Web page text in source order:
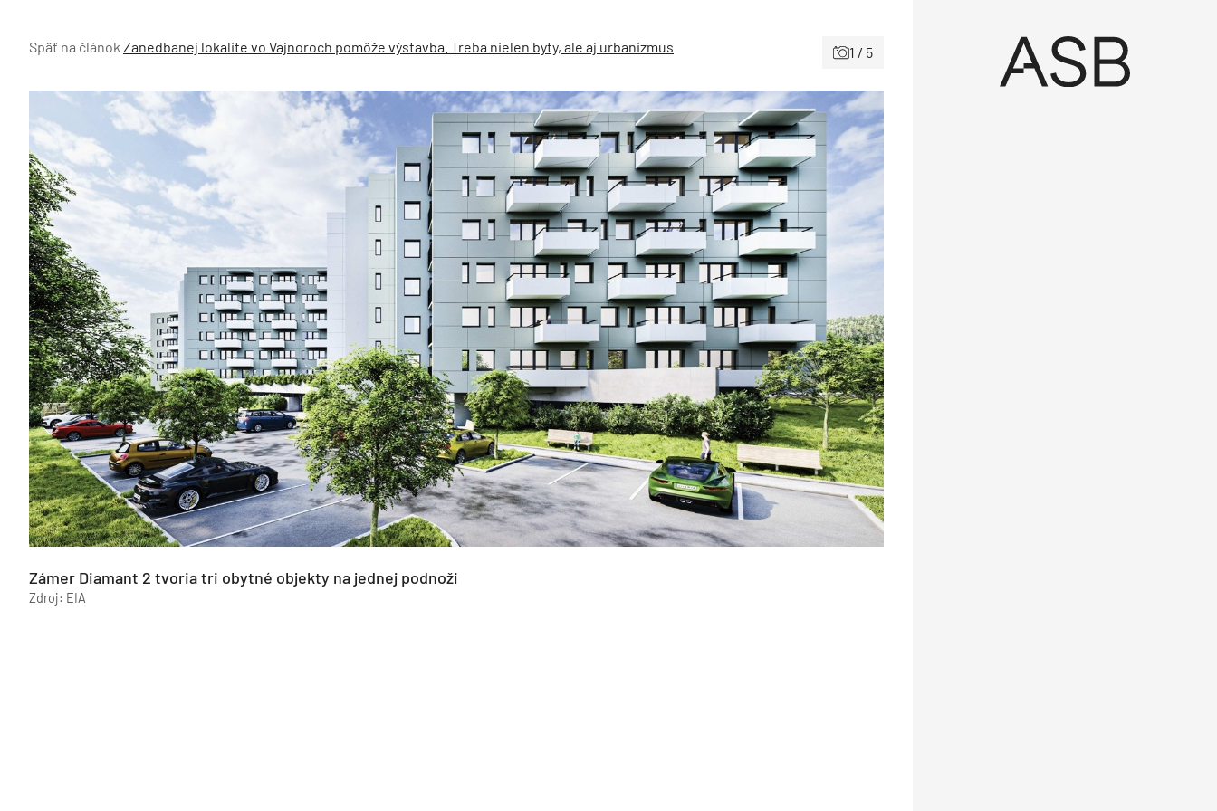
Späť na článok Zanedbanej lokalite vo Vajnoroch pomôže výstavba. Treba nielen byty, ale aj urbanizmus 1 / 5
Zámer Diamant 2 tvoria tri obytné objekty na jednej podnoži
Zdroj: EIA